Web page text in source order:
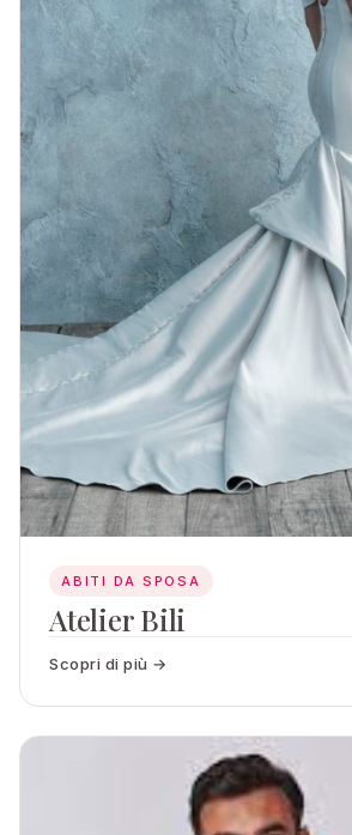
ABITI DA SPOSA
Atelier Bili
Scopri di più →